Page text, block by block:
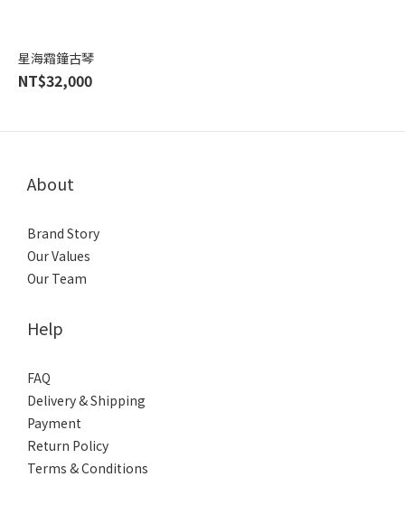
星海霜鐘古琴
NT$32,000
About
Brand Story
Our Values
Our Team
Help
FAQ
Delivery & Shipping
Payment
Return Policy
Terms & Conditions